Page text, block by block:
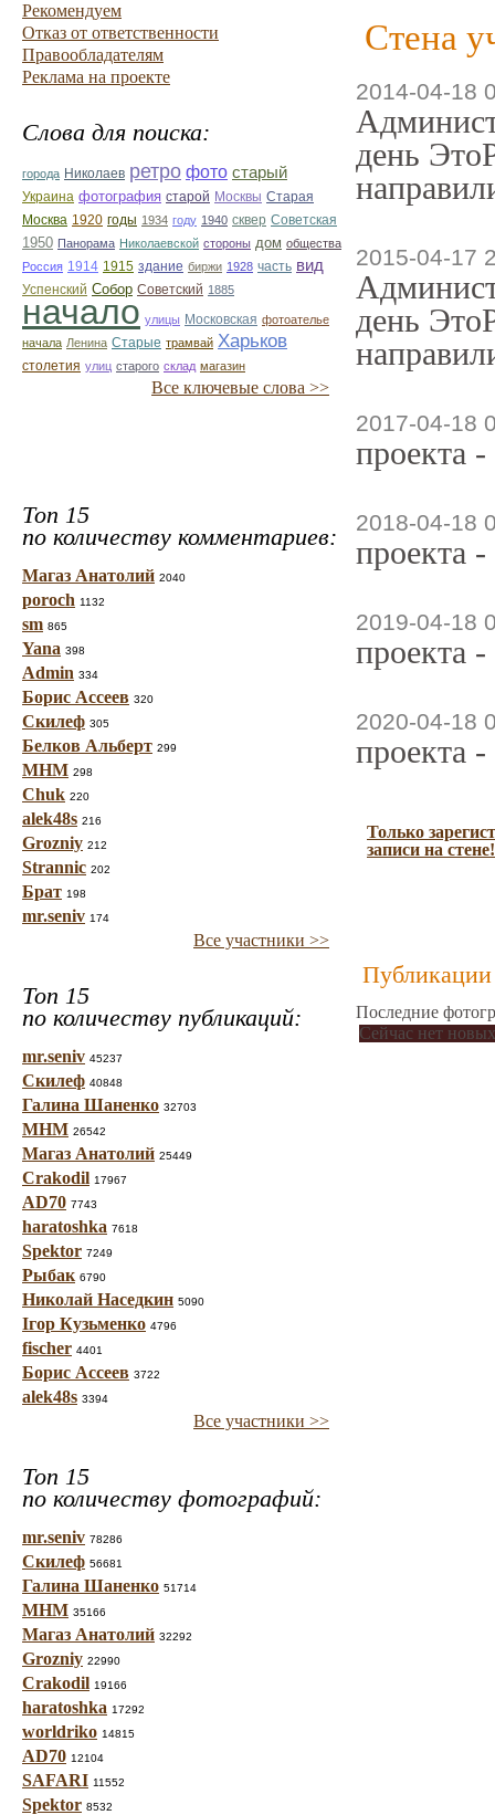
Рекомендуем
Отказ от ответственности
Правообладателям
Реклама на проекте
Слова для поиска:
города Николаев ретро фото старый
Украина фотография старой Москвы Старая
Москва 1920 годы 1934 году 1940 сквер Советская
1950 Панорама Николаевской стороны дом общества
Россия 1914 1915 здание биржи 1928 часть вид
Успенский Собор Советский 1885
начало улицы Московская фотоателье
начала Ленина Старые трамвай Харьков
столетия улиц старого склад магазин
Все ключевые слова >>
Топ 15
по количеству комментариев:
Магаз Анатолий 2040
poroch 1132
sm 865
Yana 398
Admin 334
Борис Ассеев 320
Скилеф 305
Белков Альберт 299
МНМ 298
Chuk 220
alek48s 216
Grozniy 212
Strannic 202
Брат 198
mr.seniv 174
Все участники >>
Топ 15
по количеству публикаций:
mr.seniv 45237
Скилеф 40848
Галина Шаненко 32703
МНМ 26542
Магаз Анатолий 25449
Crakodil 17967
AD70 7743
haratoshka 7618
Spektor 7249
Рыбак 6790
Николай Наседкин 5090
Ігор Кузьменко 4796
fischer 4401
Борис Ассеев 3722
alek48s 3394
Все участники >>
Топ 15
по количеству фотографий:
mr.seniv 78286
Скилеф 56681
Галина Шаненко 51714
МНМ 35166
Магаз Анатолий 32292
Grozniy 22990
Crakodil 19166
haratoshka 17292
worldriko 14815
AD70 12104
SAFARI 11552
Spektor 8532
Стена
2014-04-18
день
2015-04-17
день
2017-04-18
проекта
2018-04-18
проекта
2019-04-18
проекта
2020-04-18
проекта
Только
записи на стене!
Публикации
Последние
Сейчас нет